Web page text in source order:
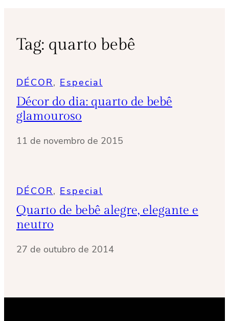
Tag: quarto bebê
DÉCOR, Especial
Décor do dia: quarto de bebê
glamouroso
11 de novembro de 2015
DÉCOR, Especial
Quarto de bebê alegre, elegante e
neutro
27 de outubro de 2014